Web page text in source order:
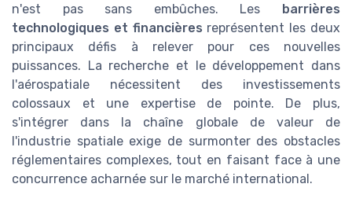
n'est pas sans embûches. Les barrières
technologiques et financières représentent les deux
principaux défis à relever pour ces nouvelles
puissances. La recherche et le développement dans
l'aérospatiale nécessitent des investissements
colossaux et une expertise de pointe. De plus,
s'intégrer dans la chaîne globale de valeur de
l'industrie spatiale exige de surmonter des obstacles
réglementaires complexes, tout en faisant face à une
concurrence acharnée sur le marché international.